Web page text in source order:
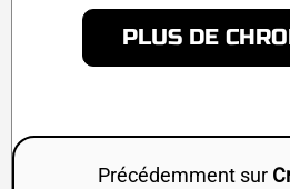
PLUS DE
Précédemment sur